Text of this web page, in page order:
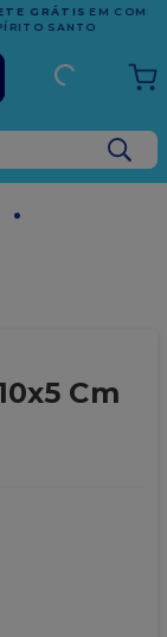
PARA O
Cm